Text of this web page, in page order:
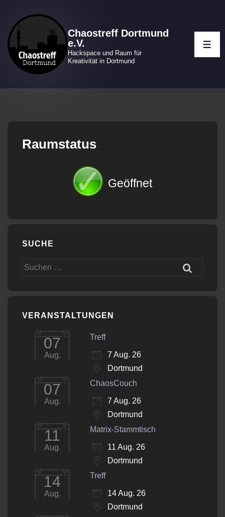
Inhalt
Chaostreff Dortmund
e.V.
Hackspace und Raum für
Kreativität in Dortmund
Raumstatus
Geöffnet
SUCHE
Suchen
VERANSTALTUNGEN
07
Aug.
Treff
7 Aug. 26
Dortmund
07
Aug.
ChaosCouch
7 Aug. 26
Dortmund
11
Aug.
Matrix-Stammtisch
11 Aug. 26
Dortmund
14
Aug.
Treff
14 Aug. 26
Dortmund